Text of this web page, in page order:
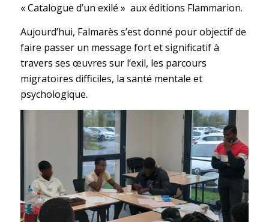
« Catalogue d’un exilé » aux éditions Flammarion.
Aujourd’hui, Falmarès s’est donné pour objectif de
faire passer un message fort et significatif à
travers ses œuvres sur l’exil, les parcours
migratoires difficiles, la santé mentale et
psychologique.